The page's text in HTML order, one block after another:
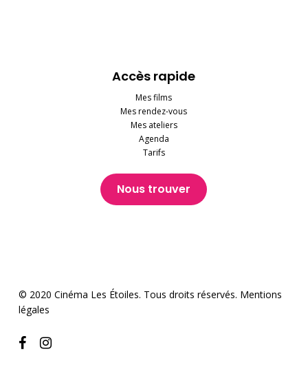
Accès rapide
Mes films
Mes rendez-vous
Mes ateliers
Agenda
Tarifs
Nous trouver
© 2020 Cinéma Les Étoiles. Tous droits réservés. Mentions
légales
facebookinstagram